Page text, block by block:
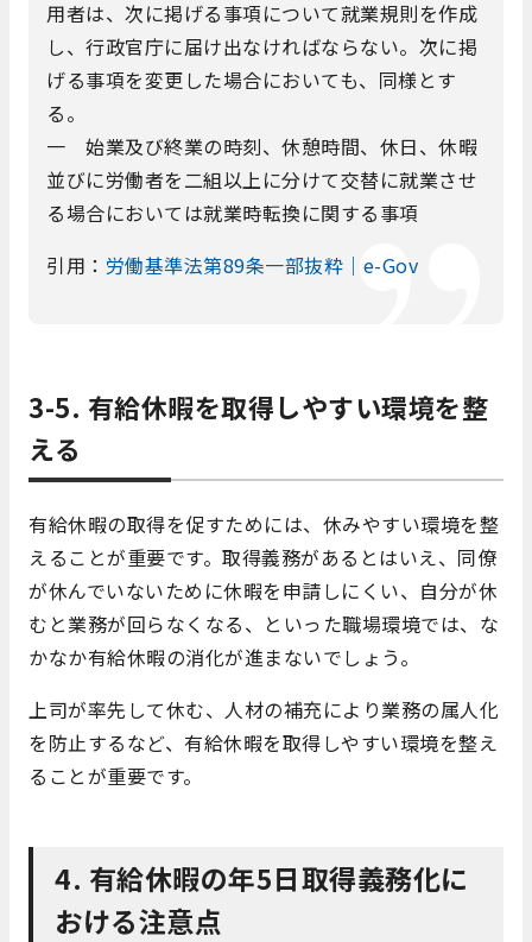
用者は、次に掲げる事項について就業規則を作成
し、行政官庁に届け出なければならない。次に掲
げる事項を変更した場合においても、同様とす
る。
一 始業及び終業の時刻、休憩時間、休日、休暇
並びに労働者を二組以上に分けて交替に就業させ
る場合においては就業時転換に関する事項
引用： 労働基準法第89条一部抜粋｜e-Gov
3-5. 有給休暇を取得しやすい環境を整
える
有給休暇の取得を促すためには、休みやすい環境を整
えることが重要です。取得義務があるとはいえ、同僚
が休んでいないために休暇を申請しにくい、自分が休
むと業務が回らなくなる、といった職場環境では、な
かなか有給休暇の消化が進まないでしょう。
上司が率先して休む、人材の補充により業務の属人化
を防止するなど、有給休暇を取得しやすい環境を整え
ることが重要です。
4. 有給休暇の年5日取得義務化に
おける注意点